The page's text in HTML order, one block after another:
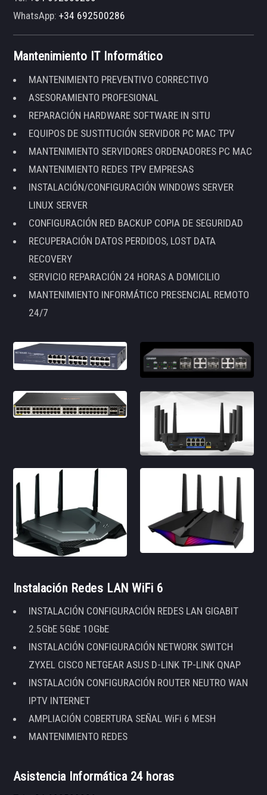
WhatsApp:+34 692500286
Mantenimiento IT Informático
MANTENIMIENTO PREVENTIVO CORRECTIVO
ASESORAMIENTO PROFESIONAL
REPARACIÓN HARDWARE SOFTWARE IN SITU
EQUIPOS DE SUSTITUCIÓN SERVIDOR PC MAC TPV
MANTENIMIENTO SERVIDORES ORDENADORES PC MAC
MANTENIMIENTO REDES TPV EMPRESAS
INSTALACIÓN/CONFIGURACIÓN WINDOWS SERVER
LINUX SERVER
CONFIGURACIÓN RED BACKUP COPIA DE SEGURIDAD
RECUPERACIÓN DATOS PERDIDOS, LOST DATA
RECOVERY
SERVICIO REPARACIÓN 24 HORAS A DOMICILIO
MANTENIMIENTO INFORMÁTICO PRESENCIAL REMOTO
24/7
Instalación Redes LAN WiFi 6
INSTALACIÓN CONFIGURACIÓN REDES LAN GIGABIT
2.5GbE 5GbE 10GbE
INSTALACIÓN CONFIGURACIÓN NETWORK SWITCH
ZYXEL CISCO NETGEAR ASUS D-LINK TP-LINK QNAP
INSTALACIÓN CONFIGURACIÓN ROUTER NEUTRO WAN
IPTV INTERNET
AMPLIACIÓN COBERTURA SEÑAL WiFi 6 MESH
MANTENIMIENTO REDES
Asistencia Informática 24 horas